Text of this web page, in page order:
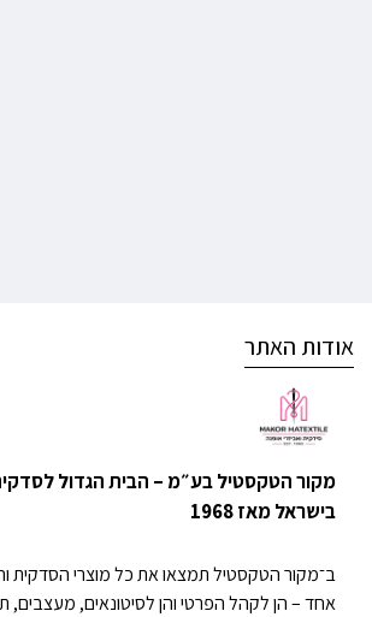
אודות האתר
מקור הטקסטיל בע״מ – הבית הגדול
בישראל מאז 1968
ב־מקור הטקסטיל תמצאו את כל מוצרי הסדקית
אחד – הן לקהל הפרטי והן לסיטונאים, מעצבים,